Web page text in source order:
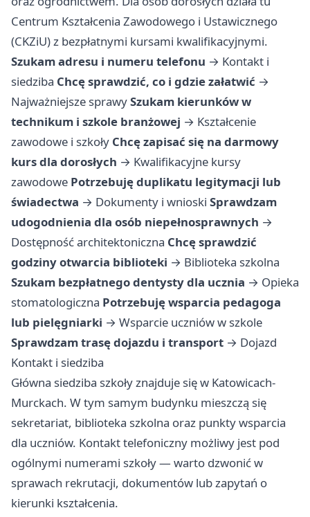
Centrum Kształcenia Zawodowego i Ustawicznego
(CKZiU) z bezpłatnymi kursami kwalifikacyjnymi.
Szukam adresu i numeru telefonu → Kontakt i
siedziba Chcę sprawdzić, co i gdzie załatwić →
Najważniejsze sprawySzukam kierunków w
technikum i szkole branżowej → Kształcenie
zawodowe i szkoły Chcę zapisać się na darmowy
kurs dla dorosłych → Kwalifikacyjne kursy
zawodowe Potrzebuję duplikatu legitymacji lub
świadectwa → Dokumenty i wnioski Sprawdzam
udogodnienia dla osób niepełnosprawnych →
Dostępność architektoniczna Chcę sprawdzić
godziny otwarcia biblioteki → Biblioteka szkolna
Szukam bezpłatnego dentysty dla ucznia → Opieka
stomatologiczna Potrzebuję wsparcia pedagoga
lub pielęgniarki → Wsparcie uczniów w szkole
Sprawdzam trasę dojazdu i transport → Dojazd
Kontakt i siedziba
Główna siedziba szkoły znajduje się w Katowicach-
Murckach. W tym samym budynku mieszczą się
sekretariat, biblioteka szkolna oraz punkty wsparcia
dla uczniów. Kontakt telefoniczny możliwy jest pod
ogólnymi numerami szkoły — warto dzwonić w
sprawach rekrutacji, dokumentów lub zapytań o
kierunki kształcenia.